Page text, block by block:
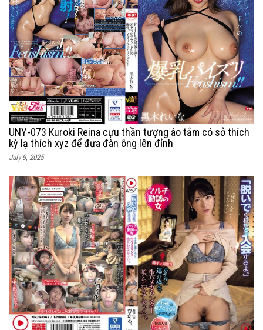
UNY-073 Kuroki Reina cựu thần tượng áo tắm có sở thích
kỳ lạ thích xyz để đưa đàn ông lên đỉnh
July 9, 2025